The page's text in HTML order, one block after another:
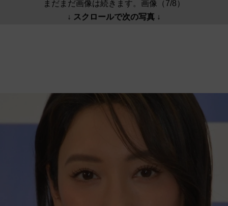
まだまだ画像は続きます。画像（7/8）
↓ スクロールで次の写真 ↓